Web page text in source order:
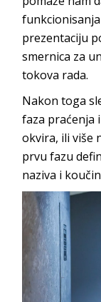
prezentaciju
smernica za
tokova rada.
Nakon toga
faza praćenja
okvira, ili više
prvu fazu
naziva i kouč